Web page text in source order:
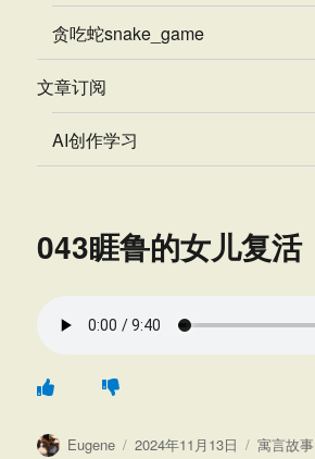
贪吃蛇snake_game
文章订阅
AI创作学习
043睚鲁的女儿复活
作
Eugene
发
2024年11月13日
分
寓言故事